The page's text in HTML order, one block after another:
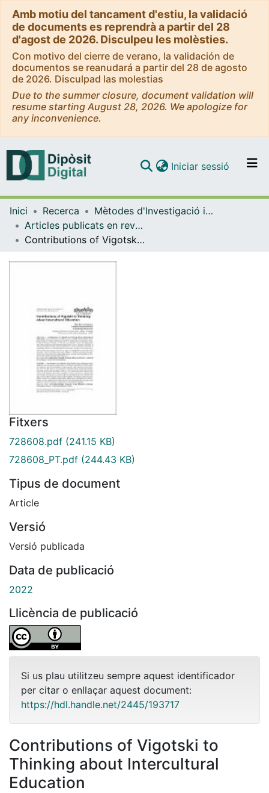
Amb motiu del tancament d'estiu, la validació
de documents es reprendrà a partir del 28
d'agost de 2026. Disculpeu les molèsties.
Con motivo del cierre de verano, la validación de
documentos se reanudará a partir del 28 de agosto
de 2026. Disculpad las molestias
Due to the summer closure, document validation will
resume starting August 28, 2026. We apologize for
any inconvenience.
Navega per tot el DD
Com publicar
Iniciar sessió (current)
Inici Recerca
Mètodes d'Investigació i Diagnòstic en Educació
Articles publicats en revistes (Mètodes d'Investigació i Diagnòstic en Educació)
Contributions of Vigotski to Thinking about Intercultural Education
Fitxers
728608.pdf (241.15 KB)
728608_PT.pdf (244.43 KB)
Tipus de document
Article
Versió
Versió publicada
Data de publicació
2022
Llicència de publicació
Si us plau utilitzeu sempre aquest identificador
per citar o enllaçar aquest document:
https://hdl.handle.net/2445/193717
Contributions of Vigotski to
Thinking about Intercultural
Education